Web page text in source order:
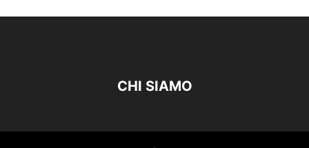
CHI SIAMO